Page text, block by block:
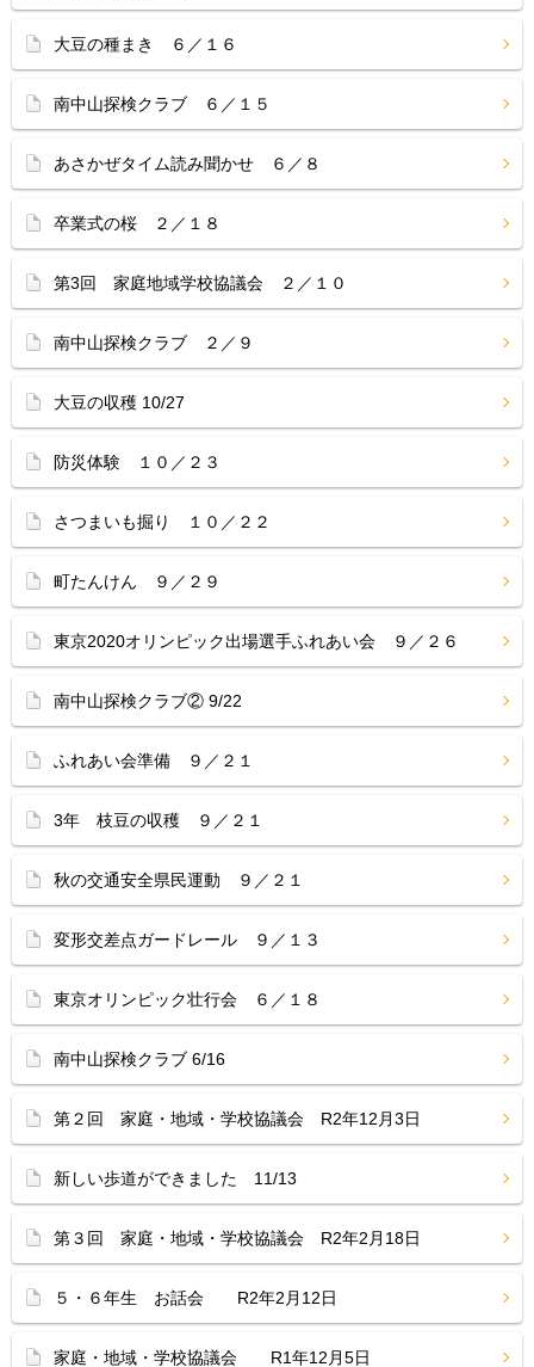
大豆の種まき ６／１６
南中山探検クラブ ６／１５
あさかぜタイム読み聞かせ ６／８
卒業式の桜 ２／１８
第3回 家庭地域学校協議会 ２／１０
南中山探検クラブ ２／９
大豆の収穫 10/27
防災体験 １０／２３
さつまいも掘り １０／２２
町たんけん ９／２９
東京2020オリンピック出場選手ふれあい会 ９／２６
南中山探検クラブ② 9/22
ふれあい会準備 ９／２１
3年 枝豆の収穫 ９／２１
秋の交通安全県民運動 ９／２１
変形交差点ガードレール ９／１３
東京オリンピック壮行会 ６／１８
南中山探検クラブ 6/16
第２回 家庭・地域・学校協議会 R2年12月3日
新しい歩道ができました 11/13
第３回 家庭・地域・学校協議会 R2年2月18日
５・６年生 お話会 R2年2月12日
家庭・地域・学校協議会 R1年12月5日